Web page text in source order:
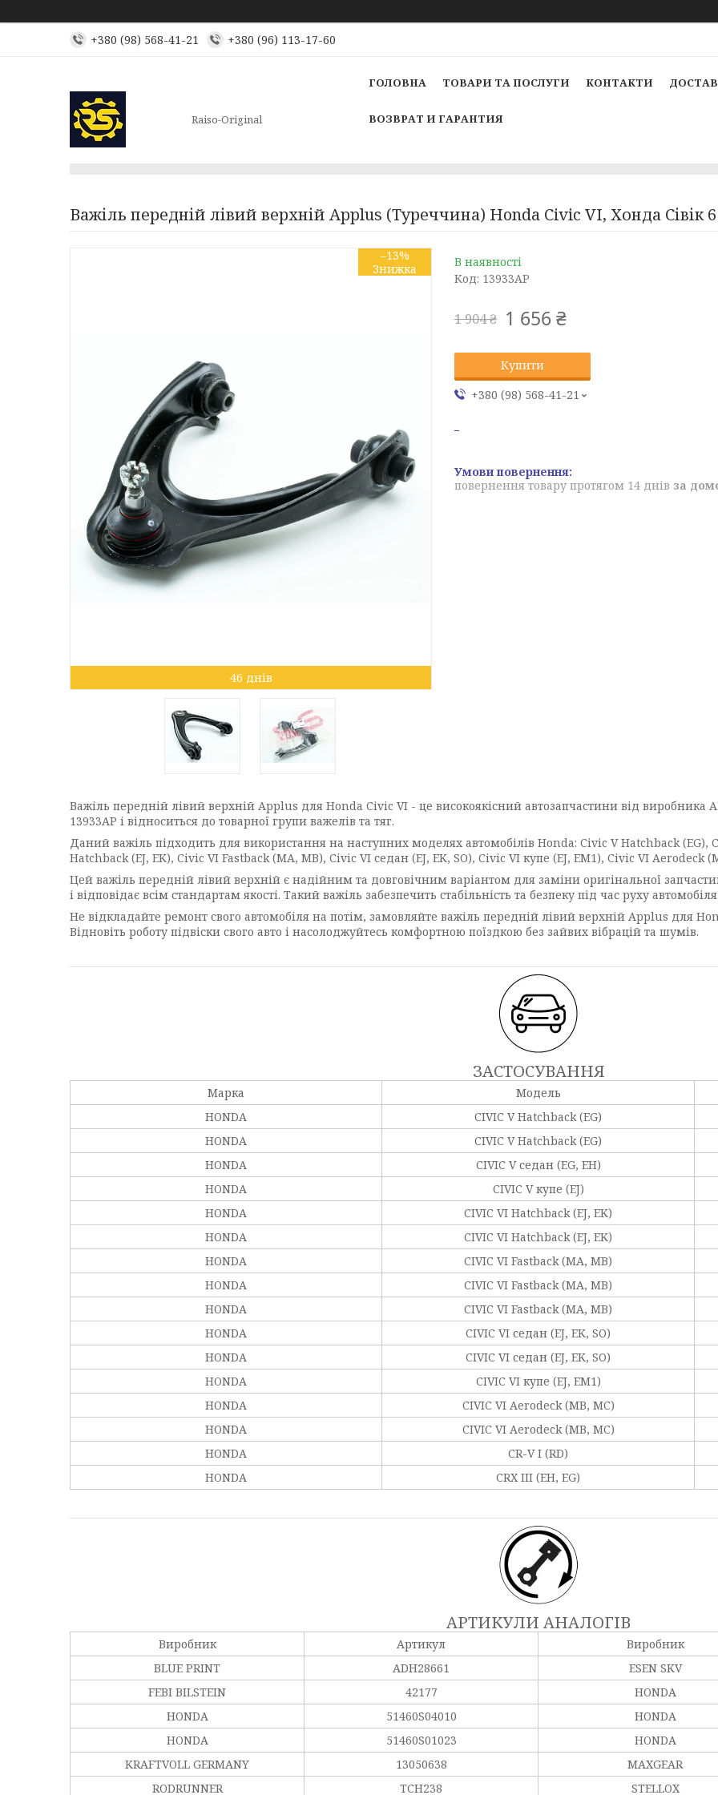
+380 (98) 568-41-21 +380 (96) 113-17-60
Raiso-Original
ГОЛОВНА ТОВАРИ ТА ПОСЛУГИ КОНТАКТИ
ВОЗВРАТ И ГАРАНТИЯ
Важіль передній лівий верхній Applus (Туреччина) Honda Civic VI, Хонда Сівік 6
–13%
46 днів
В наявності
Код: 13933AP
1 904 ₴ 1 656 ₴
Купити
+380 (98) 568-41-21
повернення товару протягом 14 днів за
Важіль передній лівий верхній Applus для Honda Civic VI - це високоякісний автозапчастини від виробника
13933AP і відноситься до товарної групи важелів та тяг.
Даний важіль підходить для використання на наступних моделях автомобілів Honda: Civic V Hatchback (EG),
Hatchback (EJ, EK), Civic VI Fastback (MA, MB), Civic VI седан (EJ, EK, SO), Civic VI купе (EJ, EM1), Civic VI Aerodeck
Цей важіль передній лівий верхній є надійним та довговічним варіантом для заміни оригінальної
і відповідає всім стандартам якості. Такий важіль забезпечить стабільність та безпеку під час руху автомобіля.
Не відкладайте ремонт свого автомобіля на потім, замовляйте важіль передній лівий верхній Applus для
Відновіть роботу підвіски свого авто і насолоджуйтесь комфортною поїздкою без зайвих вібрацій та шумів.
ЗАСТОСУВАННЯ
Марка Модель
HONDA
CIVIC V Hatchback (EG)
HONDA
CIVIC V Hatchback (EG)
HONDA
CIVIC V седан (EG, EH)
HONDA
CIVIC V купе (EJ)
HONDA
CIVIC VI Hatchback (EJ, EK)
HONDA
CIVIC VI Hatchback (EJ, EK)
HONDA
CIVIC VI Fastback (MA, MB)
HONDA
CIVIC VI Fastback (MA, MB)
HONDA
CIVIC VI Fastback (MA, MB)
HONDA
CIVIC VI седан (EJ, EK, SO)
HONDA
CIVIC VI седан (EJ, EK, SO)
HONDA
CIVIC VI купе (EJ, EM1)
HONDA
CIVIC VI Aerodeck (MB, MC)
HONDA
CIVIC VI Aerodeck (MB, MC)
HONDA
CR-V I (RD)
HONDA
CRX III (EH, EG)
АРТИКУЛИ АНАЛОГІВ
Виробник Артикул Виробник
BLUE PRINT
ADH28661 ESEN SKV
FEBI BILSTEIN
42177 HONDA
HONDA
51460S04010 HONDA
HONDA
51460S01023 HONDA
KRAFTVOLL GERMANY
13050638 MAXGEAR
RODRUNNER
TCH238 STELLOX